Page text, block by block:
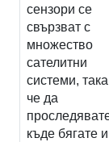
сензори се
свързват с
множество
сателитни
системи, така
че да
къде бягате и